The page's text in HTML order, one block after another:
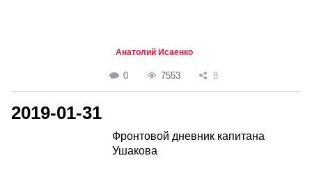
Анатолий Исаенко
0 7553 8
2019-01-31
Фронтовой дневник капитана
Ушакова